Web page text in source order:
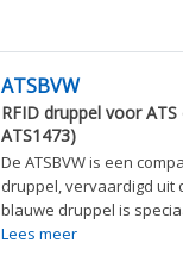
ATSBVW
RFID druppel voor
ATS1473)
De ATSBVW is een
druppel, vervaardigd uit
blauwe druppel is
Lees meer